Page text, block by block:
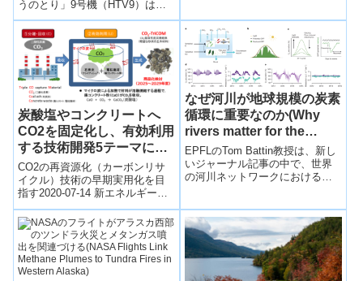
うのとり」9号機（HTV9）は、
H-IIBロケット9号機（H-IIB・
F9）により、種子島宇...
炭酸塩やコンクリートへ
CO2を固定化し、有効利用
する技術開発5テーマに着
手
CO2の再資源化（カーボンリサ
イクル）技術の早期実用化を目
指す2020-07-14 新エネルギー・
産業技術総合開発機構NEDOは
CO2を資源として捉え、炭酸塩
や...
なぜ河川が地球規模の炭素
循環に重要なのか(Why
rivers matter for the
global carbon cycle)
EPFLのTom Battin教授は、新し
いジャーナル記事の中で、世界
の河川ネットワークにおける炭
います...